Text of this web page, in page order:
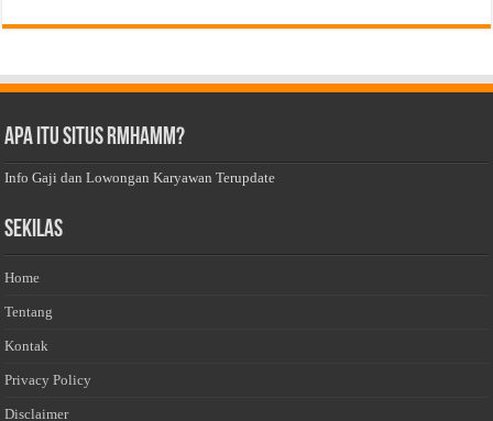
Apa Itu Situs Rmhamm?
Info Gaji dan Lowongan Karyawan Terupdate
Sekilas
Home
Tentang
Kontak
Privacy Policy
Disclaimer